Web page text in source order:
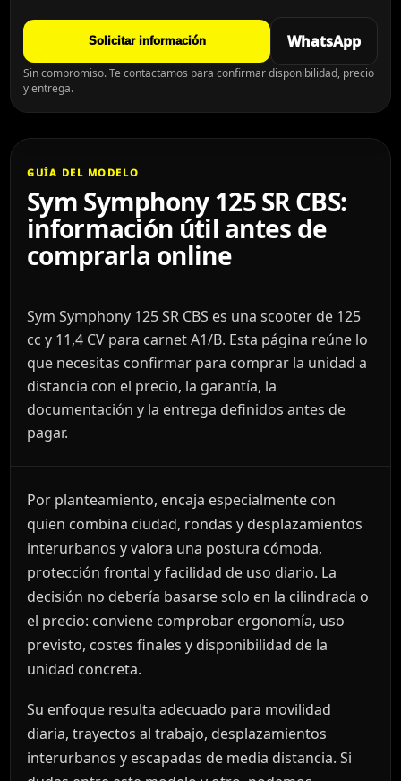
Solicitar información WhatsApp
Sin compromiso. Te contactamos para confirmar disponibilidad, precio
y entrega.
GUÍA DEL MODELO
Sym Symphony 125 SR CBS:
información útil antes de
comprarla online
Sym Symphony 125 SR CBS es una scooter de 125
cc y 11,4 CV para carnet A1/B. Esta página reúne lo
que necesitas confirmar para comprar la unidad a
distancia con el precio, la garantía, la
documentación y la entrega definidos antes de
pagar.
Por planteamiento, encaja especialmente con
quien combina ciudad, rondas y desplazamientos
interurbanos y valora una postura cómoda,
protección frontal y facilidad de uso diario. La
decisión no debería basarse solo en la cilindrada o
el precio: conviene comprobar ergonomía, uso
previsto, costes finales y disponibilidad de la
unidad concreta.
Su enfoque resulta adecuado para movilidad
diaria, trayectos al trabajo, desplazamientos
interurbanos y escapadas de media distancia. Si